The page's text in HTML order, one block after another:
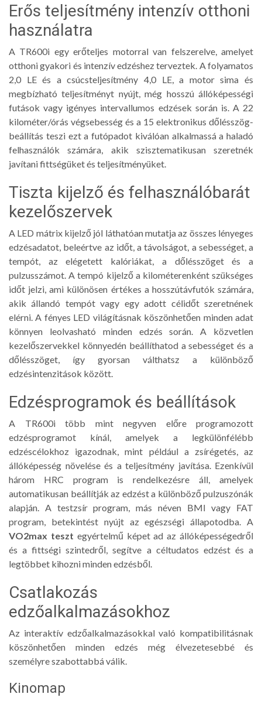
Erős teljesítmény intenzív otthoni
használatra
A TR600i egy erőteljes motorral van felszerelve, amelyet
otthoni gyakori és intenzív edzéshez terveztek. A folyamatos
2,0 LE és a csúcsteljesítmény 4,0 LE, a motor sima és
megbízható teljesítményt nyújt, még hosszú állóképességi
futások vagy igényes intervallumos edzések során is. A 22
kilométer/órás végsebesség és a 15 elektronikus dőlésszög-
beállítás teszi ezt a futópadot kiválóan alkalmassá a haladó
felhasználók számára, akik szisztematikusan szeretnék
javítani fittségüket és teljesítményüket.
Tiszta kijelző és felhasználóbarát
kezelőszervek
A LED mátrix kijelző jól láthatóan mutatja az összes lényeges
edzésadatot, beleértve az időt, a távolságot, a sebességet, a
tempót, az elégetett kalóriákat, a dőlésszöget és a
pulzusszámot. A tempó kijelző a kilométerenként szükséges
időt jelzi, ami különösen értékes a hosszútávfutók számára,
akik állandó tempót vagy egy adott célidőt szeretnének
elérni. A fényes LED világításnak köszönhetően minden adat
könnyen leolvasható minden edzés során. A közvetlen
kezelőszervekkel könnyedén beállíthatod a sebességet és a
dőlésszöget, így gyorsan válthatsz a különböző
edzésintenzitások között.
Edzésprogramok és beállítások
A TR600i több mint negyven előre programozott
edzésprogramot kínál, amelyek a legkülönfélébb
edzéscélokhoz igazodnak, mint például a zsírégetés, az
állóképesség növelése és a teljesítmény javítása. Ezenkívül
három HRC program is rendelkezésre áll, amelyek
automatikusan beállítják az edzést a különböző pulzuszónák
alapján. A testzsír program, más néven BMI vagy FAT
program, betekintést nyújt az egészségi állapotodba. A
VO2max teszt egyértelmű képet ad az állóképességedről
és a fittségi szintedről, segítve a céltudatos edzést és a
legtöbbet kihozni minden edzésből.
Csatlakozás
edzőalkalmazásokhoz
Az interaktív edzőalkalmazásokkal való kompatibilitásnak
köszönhetően minden edzés még élvezetesebbé és
személyre szabottabbá válik.
Kinomap